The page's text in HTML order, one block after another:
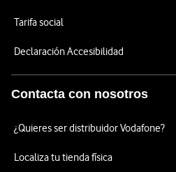
Tarifa social
Declaración Accesibilidad
Contacta con nosotros
¿Quieres ser distribuidor Vodafone?
Localiza tu tienda física